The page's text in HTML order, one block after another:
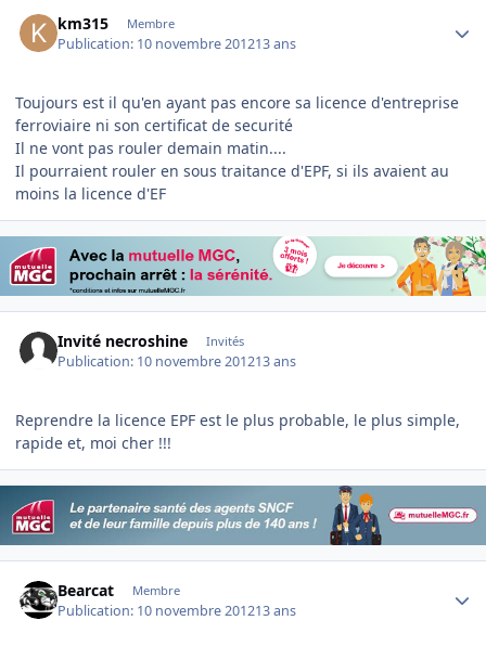
km315 Membre
Publication: 10 novembre 201213 ans
Toujours est il qu'en ayant pas encore sa licence d'entreprise
ferroviaire ni son certificat de securité
Il ne vont pas rouler demain matin....
Il pourraient rouler en sous traitance d'EPF, si ils avaient au
moins la licence d'EF
Invité necroshine Invités
Publication: 10 novembre 201213 ans
Reprendre la licence EPF est le plus probable, le plus simple,
rapide et, moi cher !!!
Bearcat Membre
Publication: 10 novembre 201213 ans